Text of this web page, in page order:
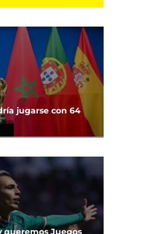
jugarse con 64
queremos Juegos